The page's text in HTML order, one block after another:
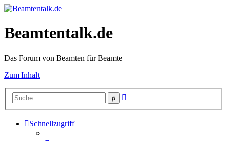
Beamtentalk.de
Das Forum von Beamten für Beamte
Zum Inhalt
Suche
Schnellzugriff